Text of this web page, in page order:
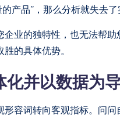
产品”，那么分析就失去了
企业的独特性，也无法帮
的具体优势。
并以数据为
容词转向客观指标。问